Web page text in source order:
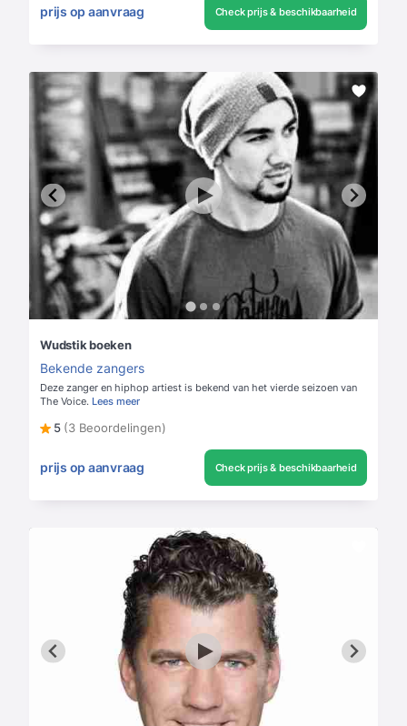
prijs op aanvraag Check prijs & beschikbaarheid
Wudstik boeken
Bekende zangers
Deze zanger en hiphop artiest is bekend van het vierde seizoen van
The Voice. Lees meer
5 (3 Beoordelingen)
prijs op aanvraag Check prijs & beschikbaarheid